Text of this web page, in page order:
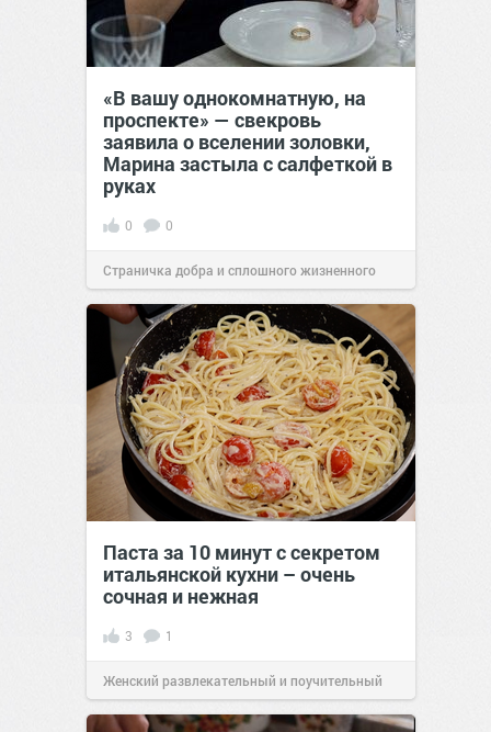
«В вашу однокомнатную, на
проспекте» — свекровь
заявила о вселении золовки,
Марина застыла с салфеткой в
руках
0 0
Страничка добра и сплошного жизненного
позитива!22:38Вчера
Паста за 10 минут с секретом
итальянской кухни – очень
сочная и нежная
3 1
Женский развлекательный и поучительный
сайт.23:4006 авг 2026